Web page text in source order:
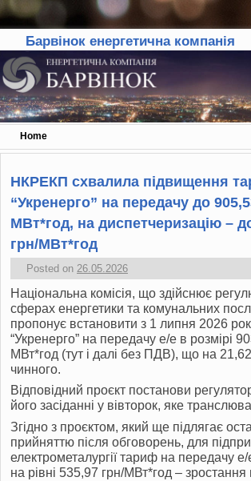
Барвінок енергетична компанія
Home
Skip to primary content
Skip to secondary content
НКРЕКП схвалила підвищення
“Укренерго” на передачу до
МВт*год, на диспетчеризацію –
грн/МВт*год
Posted on 26.05.2026
Національна комісія, що здійснює
сферах енергетики та комунальних
пропонує встановити з 1 липня 2026
“Укренерго” на передачу е/е в розмірі
МВт*год (тут і далі без ПДВ), що на
чинного.
Відповідний проєкт постанови
його засіданні у вівторок, яке
Згідно з проєктом, який ще підлягає
прийняттю після обговорень, для
електрометалургії тариф на передачу
на рівні 535,97 грн/МВт*год – зростання